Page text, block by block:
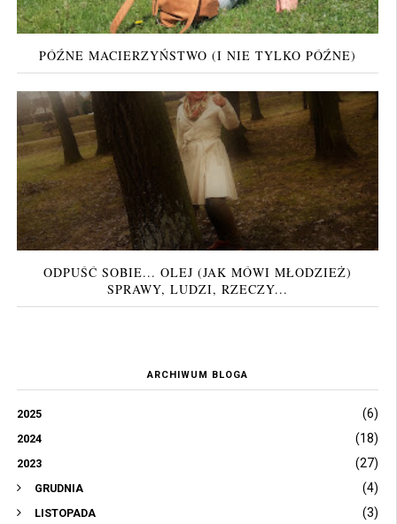
PÓŹNE MACIERZYŃSTWO (I NIE TYLKO PÓŹNE)
ODPUŚĆ SOBIE... OLEJ (JAK MÓWI MŁODZIEŻ)
SPRAWY, LUDZI, RZECZY...
ARCHIWUM BLOGA
2025 (6)
2024 (18)
2023 (27)
GRUDNIA (4)
LISTOPADA (3)